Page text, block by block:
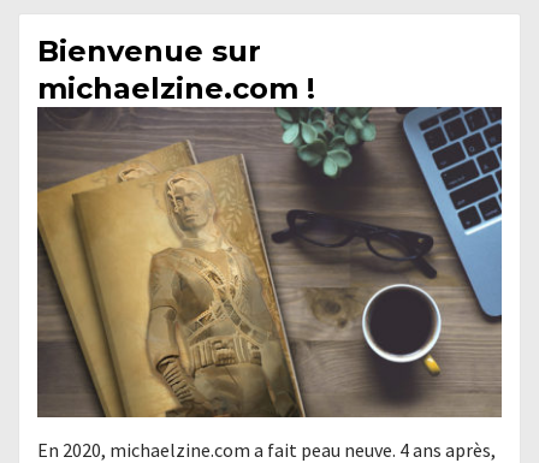
Bienvenue sur
michaelzine.com !
En 2020, michaelzine.com a fait peau neuve. 4 ans après,